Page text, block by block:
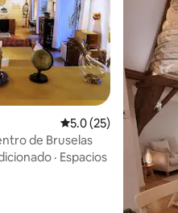
Calificación
5.0 (25)
de Bruselas
· Espacios